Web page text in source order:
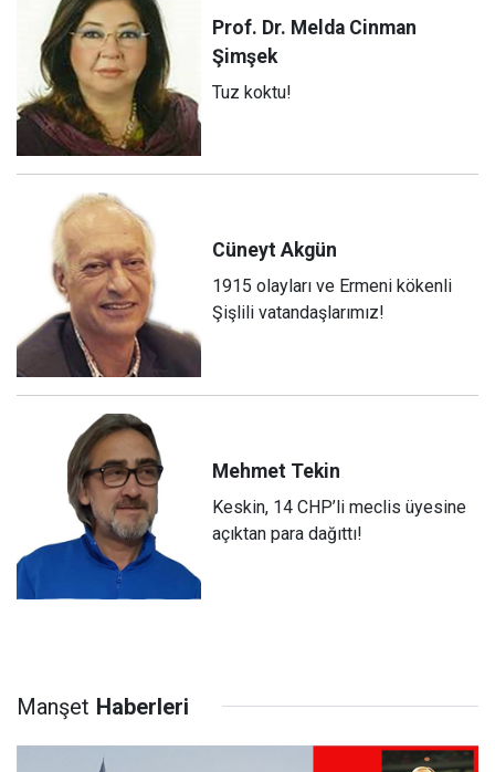
Prof. Dr. Melda Cinman
Şimşek
Tuz koktu!
CüneytAkgün
1915 olayları ve Ermeni kökenli
Şişlili vatandaşlarımız!
Mehmet Tekin
Keskin, 14 CHP’li meclis üyesine
açıktan para dağıttı!
Manşet Haberleri